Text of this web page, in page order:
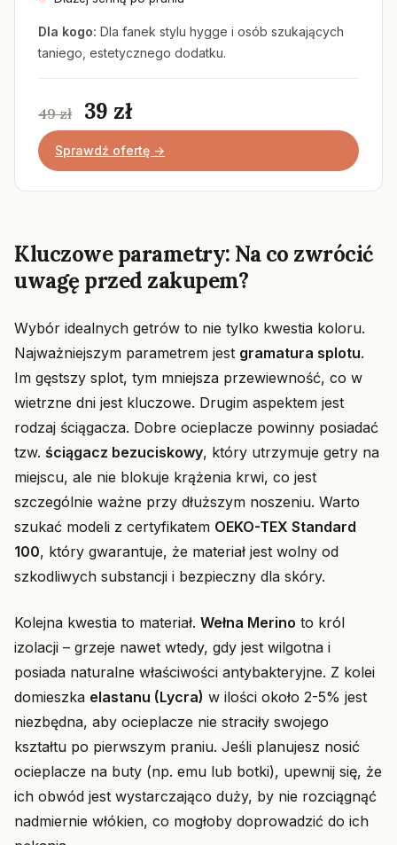
Dla kogo: Dla fanek stylu hygge i osób szukających
taniego, estetycznego dodatku.
49 zł 39 zł
Sprawdź ofertę →
Kluczowe parametry: Na co zwrócić
uwagę przed zakupem?
Wybór idealnych getrów to nie tylko kwestia koloru.
Najważniejszym parametrem jest gramatura splotu.
Im gęstszy splot, tym mniejsza przewiewność, co w
wietrzne dni jest kluczowe. Drugim aspektem jest
rodzaj ściągacza. Dobre ocieplacze powinny posiadać
tzw. ściągacz bezuciskowy, który utrzymuje getry na
miejscu, ale nie blokuje krążenia krwi, co jest
szczególnie ważne przy dłuższym noszeniu. Warto
szukać modeli z certyfikatem OEKO-TEX Standard
100, który gwarantuje, że materiał jest wolny od
szkodliwych substancji i bezpieczny dla skóry.
Kolejna kwestia to materiał. Wełna Merino to król
izolacji – grzeje nawet wtedy, gdy jest wilgotna i
posiada naturalne właściwości antybakteryjne. Z kolei
domieszka elastanu (Lycra) w ilości około 2-5% jest
niezbędna, aby ocieplacze nie straciły swojego
kształtu po pierwszym praniu. Jeśli planujesz nosić
ocieplacze na buty (np. emu lub botki), upewnij się, że
ich obwód jest wystarczająco duży, by nie rozciągnąć
nadmiernie włókien, co mogłoby doprowadzić do ich